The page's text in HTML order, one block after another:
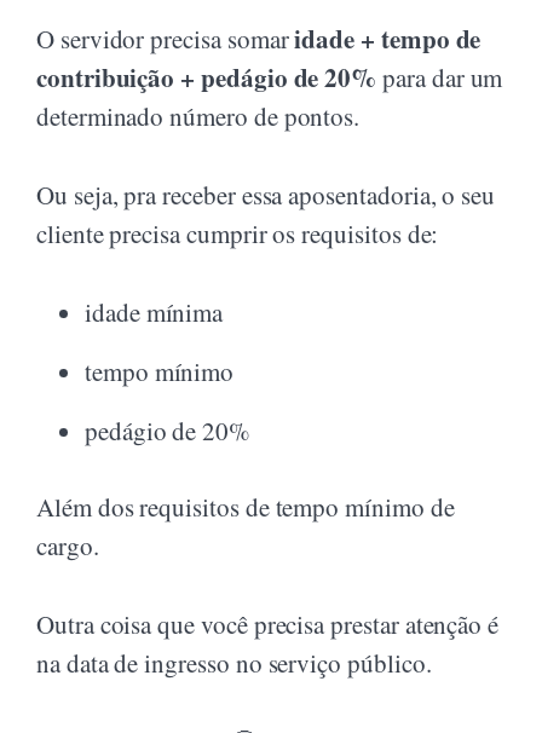
O servidor precisa somaridade + tempo de
contribuição + pedágio de 20% para dar um
determinado número de pontos.
Ou seja, pra receber essa aposentadoria, o seu
cliente precisa cumprir os requisitos de:
idade mínima
tempo mínimo
pedágio de 20%
Além dos requisitos de tempo mínimo de
cargo.
Outra coisa que você precisa prestar atenção é
na data de ingresso no serviço público.